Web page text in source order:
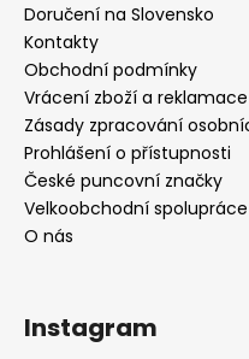
Doručení na Slovensko
Kontakty
Obchodní podmínky
Vrácení zboží a reklamace
Zásady zpracování
Prohlášení o přístupnosti
České puncovní značky
Velkoobchodní spolupráce
O nás
Instagram